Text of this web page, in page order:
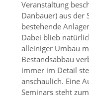
Veranstaltung
Danbauer) aus der
bestehende
Dabei blieb
alleiniger Umbau
Bestandsabbau
immer im Detail
anschaulich. Eine
Seminars steht zum